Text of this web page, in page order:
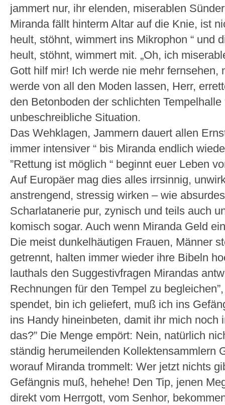
jammert nur, ihr elenden, miserablen
Miranda fällt hinterm Altar auf die Knie, ist
heult, stöhnt, wimmert ins Mikrophon “ und
heult, stöhnt, wimmert mit. „Oh, ich
Gott hilf mir! Ich werde nie mehr fernsehen,
werde von all den Moden lassen, Herr,
den Betonboden der schlichten
unbeschreibliche Situation.
Das Wehklagen, Jammern dauert allen
immer intensiver “ bis Miranda endlich
”Rettung ist möglich “ beginnt euer Leben
Auf Europäer mag dies alles irrsinnig,
anstrengend, stressig wirken – wie
Scharlatanerie pur, zynisch und teils auch
komisch sogar. Auch wenn Miranda Geld
Die meist dunkelhäutigen Frauen, Männer
getrennt, halten immer wieder ihre Bibeln
lauthals den Suggestivfragen Mirandas
Rechnungen für den Tempel zu
spendet, bin ich geliefert, muß ich ins
ins Handy hineinbeten, damit ihr mich noch
das?” Die Menge empört: Nein, natürlich
ständig herumeilenden Kollektensammlern
worauf Miranda trommelt: Wer jetzt nichts
Gefängnis muß, hehehe! Den Tip, jenen
direkt vom Herrgott, vom Senhor,